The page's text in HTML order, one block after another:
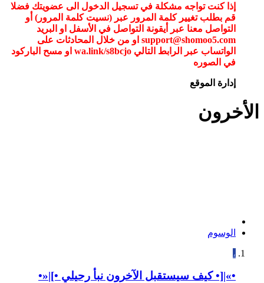
إذا كنت تواجه مشكلة في تسجيل الدخول الى عضويتك فضلا
قم بطلب تغيير كلمة المرور عبر (نسيت كلمة المرور) أو
التواصل معنا عبر أيقونة التواصل في الأسفل او البريد
support@shomoo5.com او من خلال المحادثات على
الواتساب عبر الرابط التالي wa.link/s8bcjo او مسح الباركود
في الصوره
إدارة الموقع
الأخرون
الوسوم
،
•»|[• كيف سيستقبل الآخرون نبأ رحيلي •]|«•